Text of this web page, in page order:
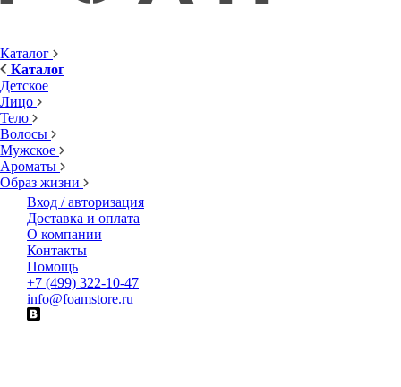
Каталог
Каталог
Детское
Лицо
Тело
Волосы
Мужское
Ароматы
Образ жизни
Вход / авторизация
Доставка и оплата
О компании
Контакты
Помощь
+7 (499) 322-10-47
info@foamstore.ru